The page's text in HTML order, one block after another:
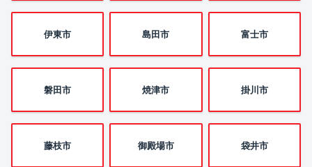
伊東市 島田市 富士市
磐田市 焼津市 掛川市
藤枝市 御殿場市 袋井市